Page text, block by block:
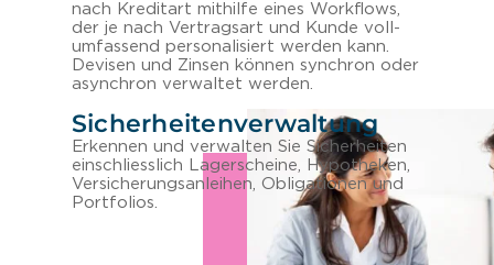
nach Kre­dit­art mit­hil­fe eines Work­flows,
der je nach Ver­trags­art und Kunde voll­
um­fas­send per­so­na­li­siert wer­den kann.
De­vi­sen und Zin­sen kön­nen syn­chron oder
asyn­chron ver­wal­tet wer­den.
Sicherheitenverwaltung
Er­ken­nen und ver­wal­ten Sie Si­cher­hei­ten
ein­schliess­lich La­ger­schei­ne, Hy­po­the­ken,
Ver­si­che­rungs­an­lei­hen, Ob­li­ga­tio­nen und
Port­fo­li­os.